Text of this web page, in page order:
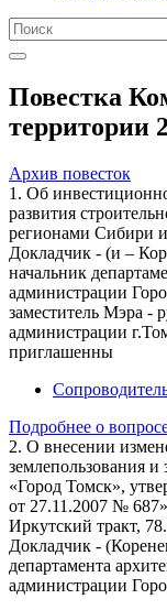
Повестка
территории
Архив повесток
1. Об
развития
регионами Сибири
Докладчик - (и –
начальник
администрации
заместитель Мэра -
администрации
приглашенны
Подробнее о
2. О внесении
землепользования
«Город Томск»,
от 27.11.2007 №
Иркутский тракт, 78.
Докладчик -
департамента
администрации